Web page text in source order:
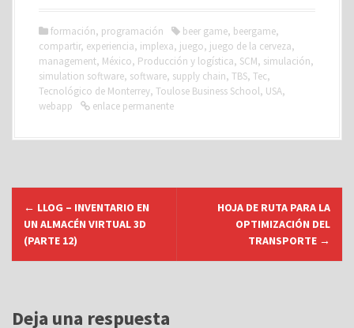
formación, programación beer game, beergame,
compartir, experiencia, implexa, juego, juego de la cerveza,
management, México, Producción y logística, SCM, simulación,
simulation software, software, supply chain, TBS, Tec,
Tecnológico de Monterrey, Toulose Business School, USA,
webapp
enlace permanente
e
a
← LLOG – INVENTARIO EN
UN ALMACÉN VIRTUAL 3D
(PARTE 12)
HOJA DE RUTA PARA LA
OPTIMIZACIÓN DEL
TRANSPORTE →
Deja una respuesta